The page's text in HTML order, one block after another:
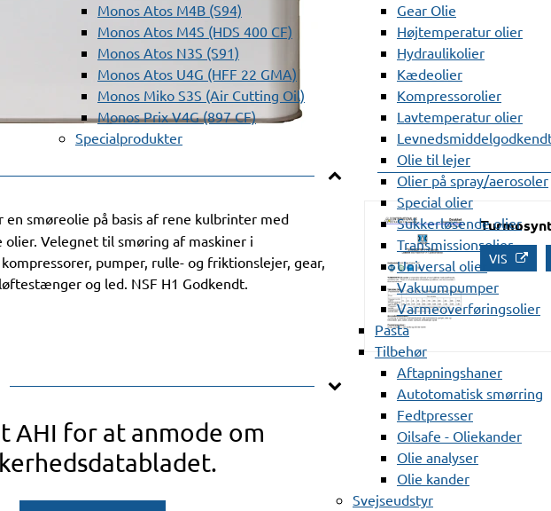
Monos Atos M4B (S94)
Monos Atos M4S (HDS 400 CF)
Monos Atos N3S (S91)
Monos Atos U4G (HFF 22 GMA)
Monos Miko S3S (Air Cutting Oil)
Monos Prix V4G (897 CF)
Specialprodukter
Gear Olie
Højtemperatur olier
Hydraulikolier
Kædeolier
Kompressorolier
Lavtemperatur olier
Olie til lejer
Olier på spray/aerosoler
Special olier
Sukkerløsende olier
Transmissionsolier
Universal olier
Vakuumpumper
Varmeoverføringsolier
Pasta
Tilbehør
Aftapningshaner
Autotomatisk smørring
Fedtpresser
Oilsafe - Oliekander
Olie analyser
Olie kander
Svejseudstyr
en smøreolie på basis af rene kulbrinter med
Velegnet til smøring af maskiner i
pumper, rulle- og friktionslejer, gear,
og led. NSF H1 Godkendt.
VIS
AHI for at anmode om